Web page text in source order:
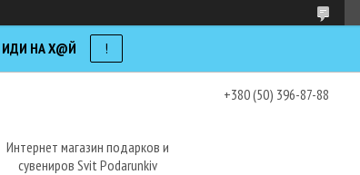
ИДИ НА Х@Й !
+380 (50) 396-87-88
Интернет магазин подарков и
сувениров Svit Podarunkiv